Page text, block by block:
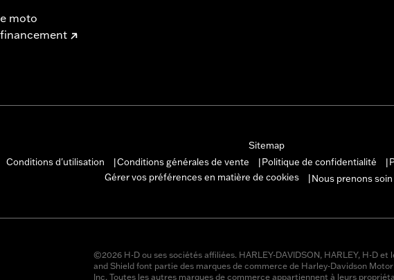
moto
Sitemap
Conditions d'utilisation
Conditions générales de vente Politique de confidentialité
Gérer vos préférences en matière de cookies
Nous prenons
©2026 H-D ou ses sociétés affiliées. HARLEY-DAVIDSON, HARLEY, H-D et
and Shield font partie des marques de commerce de Harley-Davidson Motor
Inc. Toutes les autres marques de commerce appartiennent à leurs